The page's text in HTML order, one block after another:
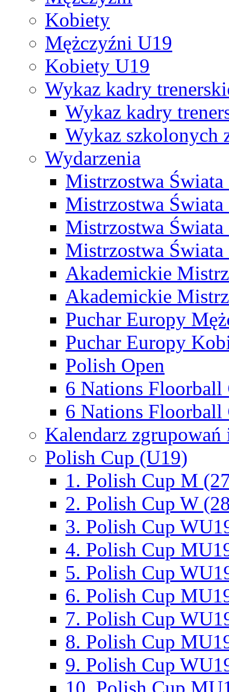
Kobiety
Mężczyźni U19
Kobiety U19
Wykaz kadry
Wykaz kadry
Wykaz szkolonych
Wydarzenia
Mistrzostwa
Mistrzostwa
Mistrzostwa
Mistrzostwa
Akademickie
Akademickie
Puchar Europy
Puchar Europy
Polish Open
6 Nations Floorball
6 Nations Floorball
Kalendarz
Polish Cup (U19)
1. Polish Cup M
2. Polish Cup W
3. Polish Cup
4. Polish Cup
5. Polish Cup
6. Polish Cup
7. Polish Cup
8. Polish Cup
9. Polish Cup
10. Polish Cup